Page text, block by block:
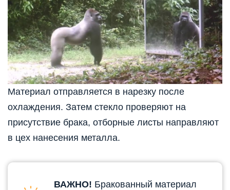
Материал отправляется в нарезку после
охлаждения. Затем стекло проверяют на
присутствие брака, отборные листы направляют
в цех нанесения металла.
ВАЖНО! Бракованный материал